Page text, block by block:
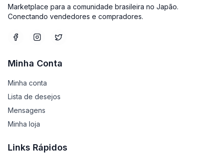
Marketplace para a comunidade brasileira no Japão.
Conectando vendedores e compradores.
Minha Conta
Minha conta
Lista de desejos
Mensagens
Minha loja
Links Rápidos